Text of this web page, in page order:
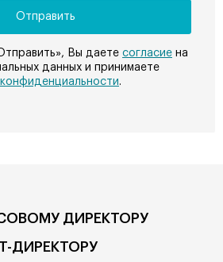
Вы даете согласие на
данных и принимаете
конфиденциальности.
ДИРЕКТОРУ
IT-ДИРЕКТОРУ